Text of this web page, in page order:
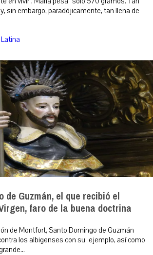
sin embargo, paradójicamente, tan llena de
de Guzmán, el que recibió el
faro de la buena doctrina
de Montfort, Santo Domingo de Guzmán
los albigenses con su ejemplo, así como